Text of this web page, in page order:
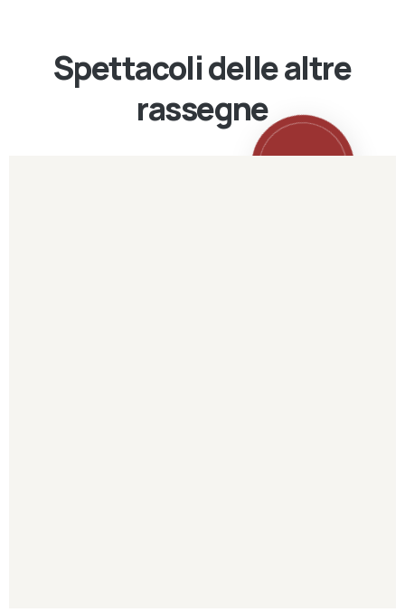
Spettacoli delle altre
rassegne